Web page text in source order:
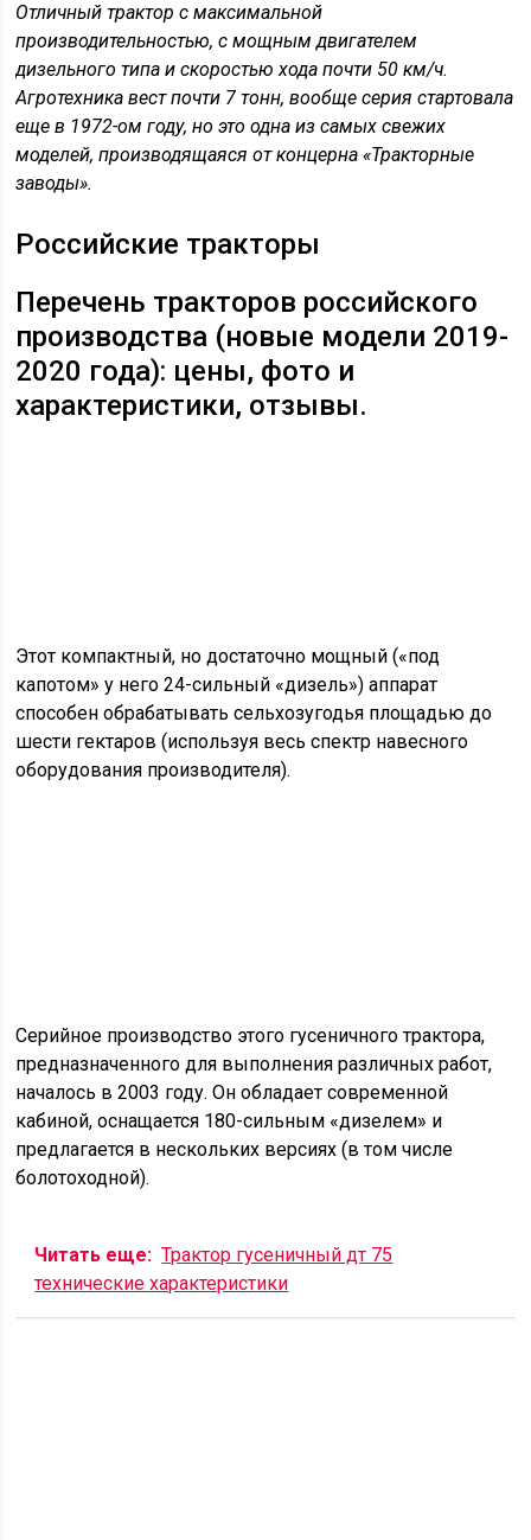
Отличный трактор с максимальной
производительностью, с мощным двигателем
дизельного типа и скоростью хода почти 50 км/ч.
Агротехника вест почти 7 тонн, вообще серия стартовала
еще в 1972-ом году, но это одна из самых свежих
моделей, производящаяся от концерна «Тракторные
заводы».
Российские тракторы
Перечень тракторов российского
производства (новые модели 2019-
2020 года): цены, фото и
характеристики, отзывы.
Этот компактный, но достаточно мощный («под
капотом» у него 24-сильный «дизель») аппарат
способен обрабатывать сельхозугодья площадью до
шести гектаров (используя весь спектр навесного
оборудования производителя).
Серийное производство этого гусеничного трактора,
предназначенного для выполнения различных работ,
началось в 2003 году. Он обладает современной
кабиной, оснащается 180-сильным «дизелем» и
предлагается в нескольких версиях (в том числе
болотоходной).
Читать еще: Трактор гусеничный дт 75
технические характеристики